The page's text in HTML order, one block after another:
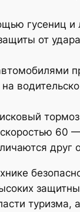
гусениц
от
скоростью 60
друг